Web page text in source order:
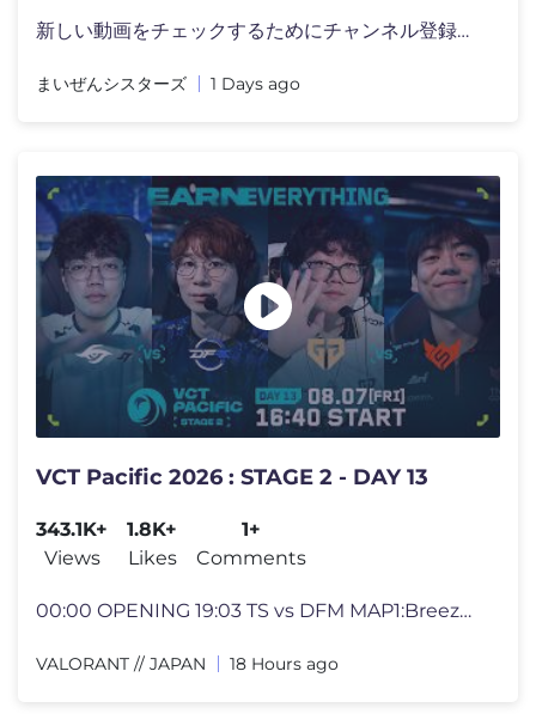
新しい動画をチェックするためにチャンネル登録よ�
まいぜんシスターズ 1 Days ago
VCT Pacific 2026 : STAGE 2 - DAY 13
343.1K+
Views
1.8K+
Likes
1+
Comments
00:00 OPENING 19:03 TS vs DFM MAP1:Breeze 01:33:53 TS vs DFM MAP2:Spl
VALORANT // JAPAN 18 Hours ago